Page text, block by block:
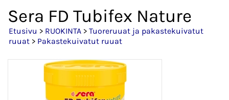
Sera FD Tubifex Nature
Etusivu > RUOKINTA > Tuoreruuat ja pakastekuivatut
ruuat > Pakastekuivatut ruuat